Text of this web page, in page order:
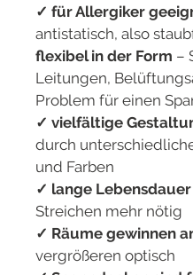
✓ für Allergiker
antistatisch, also
flexibel in der Form –
Leitungen,
Problem für einen
✓ vielfältige
durch
und Farben
✓ lange Lebensdauer
Streichen mehr nötig
✓ Räume gewinnen
vergrößeren optisch